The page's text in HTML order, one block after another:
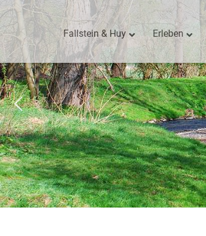
Fallstein & Huy Erleben